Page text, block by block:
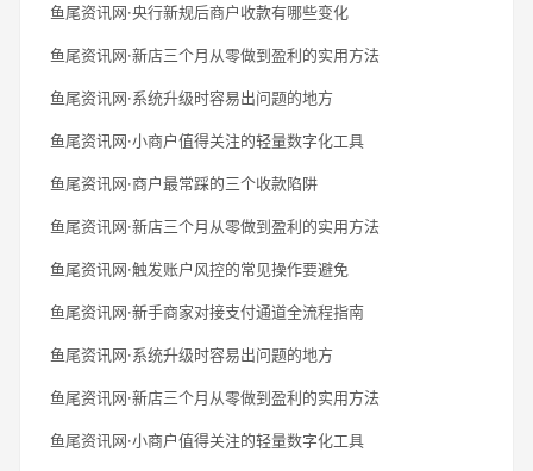
鱼尾资讯网·央行新规后商户收款有哪些变化
鱼尾资讯网·新店三个月从零做到盈利的实用方法
鱼尾资讯网·系统升级时容易出问题的地方
鱼尾资讯网·小商户值得关注的轻量数字化工具
鱼尾资讯网·商户最常踩的三个收款陷阱
鱼尾资讯网·新店三个月从零做到盈利的实用方法
鱼尾资讯网·触发账户风控的常见操作要避免
鱼尾资讯网·新手商家对接支付通道全流程指南
鱼尾资讯网·系统升级时容易出问题的地方
鱼尾资讯网·新店三个月从零做到盈利的实用方法
鱼尾资讯网·小商户值得关注的轻量数字化工具